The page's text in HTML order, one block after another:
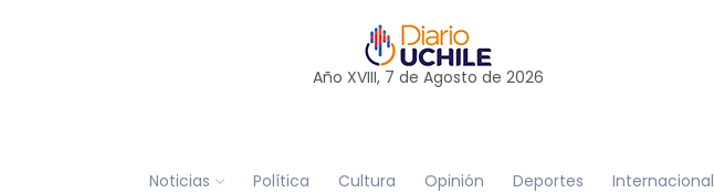
Año XVIII, 7 de Agosto de 2026
Noticias Política Cultura Opinión Deportes Internacional